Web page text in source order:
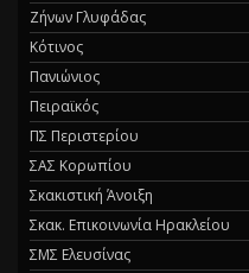
Ζήνων Γλυφάδας
Κότινος
Πανιώνιος
Πειραϊκός
ΠΣ Περιστερίου
ΣΑΣ Κορωπίου
Σκακιστική Άνοιξη
Σκακ. Επικοινωνία Ηρακλείου
ΣΜΣ Ελευσίνας